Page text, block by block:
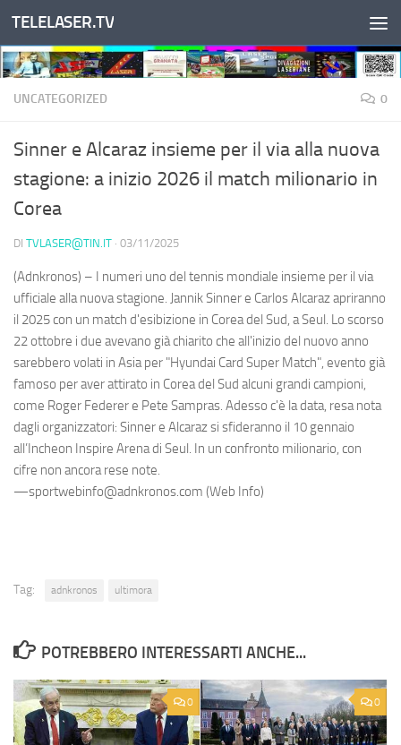
Salta al contenuto
TELELASER.TV
UNCATEGORIZED 0
Sinner e Alcaraz insieme per il via alla nuova
stagione: a inizio 2026 il match milionario in
Corea
DI TVLASER@TIN.IT · 03/11/2025
(Adnkronos) – I numeri uno del tennis mondiale insieme per il via
ufficiale alla nuova stagione. Jannik Sinner e Carlos Alcaraz apriranno
il 2025 con un match d'esibizione in Corea del Sud, a Seul. Lo scorso
22 ottobre i due avevano già chiarito che all'inizio del nuovo anno
sarebbero volati in Asia per "Hyundai Card Super Match", evento già
famoso per aver attirato in Corea del Sud alcuni grandi campioni,
come Roger Federer e Pete Sampras. Adesso c'è la data, resa nota
dagli organizzatori: Sinner e Alcaraz si sfideranno il 10 gennaio
all’Incheon Inspire Arena di Seul. In un confronto milionario, con
cifre non ancora rese note.
—sportwebinfo@adnkronos.com (Web Info)
Tag: adnkronos ultimora
POTREBBERO INTERESSARTI ANCHE...
0 0